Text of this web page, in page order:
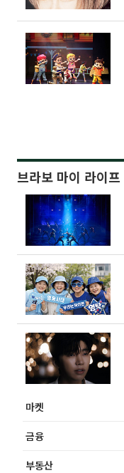
브라보 마이 라이프
마켓
금융
부동산